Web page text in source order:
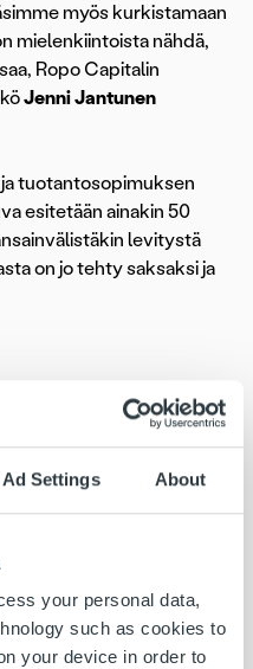
Ad Settings About
your personal data,
such as cookies to
your device in order to
myös kurkistamaan
mielenkiintoista nähdä,
Ropo Capitalin
Jenni Jantunen
tuotantosopimuksen
esitetään ainakin 50
levitystä
on jo tehty saksaksi ja
Suomen Kuvalehdessä ja
970930/aa0c1f
lahestyy-the-rasmus-
6567474#gs.I7ujIMc